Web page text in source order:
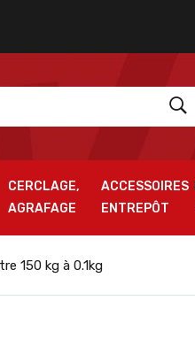
CERCLAGE,
AGRAFAGE
ACCESSOIRES
ENTREPÔT
150 kg à 0.1kg